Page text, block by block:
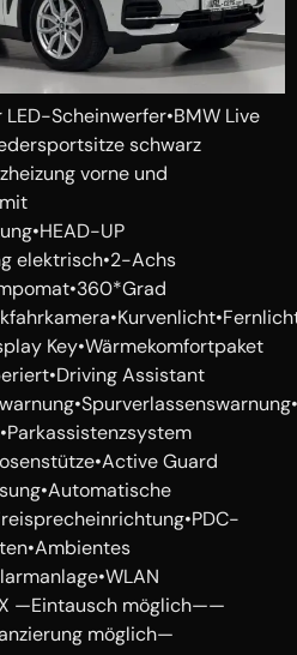
LED-Scheinwerfer•BMW Live
schwarz
vorne und
UP
elektrisch•2-Achs
Key•Wärmekomfortpaket
Assistant
Guard
—Eintausch möglich——
möglich—